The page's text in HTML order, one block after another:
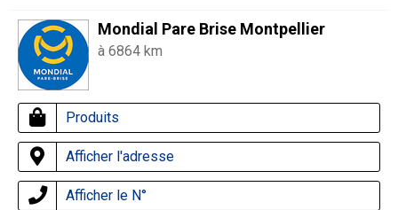
Mondial Pare Brise Montpellier
à 6864 km
Produits
Afficher l'adresse
Afficher le N°